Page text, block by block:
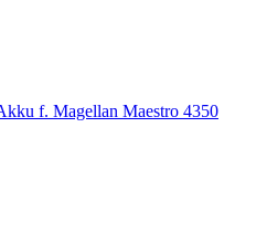
f. Magellan Maestro 4350